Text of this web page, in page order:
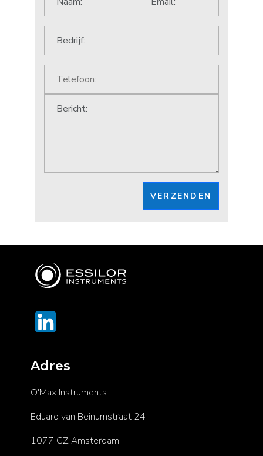
VERZENDEN
Adres
O'Max Instruments
Eduard van Beinumstraat 24
1077 CZ Amsterdam